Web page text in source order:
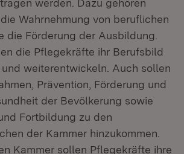
werden. Dazu gehören
Wahrnehmung von beruflichen
die Förderung der Ausbildung.
die Pflegekräfte ihr Berufsbild
weiterentwickeln. Auch sollen
Prävention, Förderung und
der Bevölkerung sowie
Fortbildung zu den
der Kammer hinzukommen.
Kammer sollen Pflegekräfte ihre